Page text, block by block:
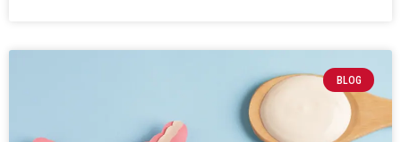
BLOG